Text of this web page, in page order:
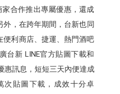
合作推出專屬優惠，還成
外，在跨年期間，台新也同
便利商店、捷運、熱門酒吧
台新 LINE官方貼圖下載和
惠訊息，短短三天內便達成
次貼圖下載，成效十分卓